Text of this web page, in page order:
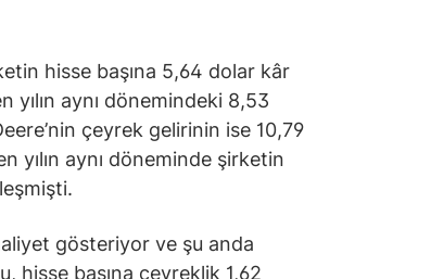
hisse başına 5,64 dolar kâr
yılın aynı dönemindeki 8,53
çeyrek gelirinin ise 10,79
yılın aynı döneminde şirketin
gösteriyor ve şu anda
hisse başına çeyreklik 1,62